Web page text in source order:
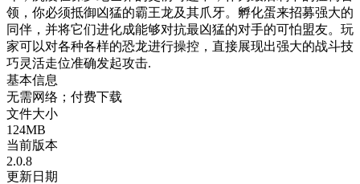
领，你必须抵御凶猛的霸王龙及其爪牙。孵化蛋来招募强大的
同伴，并将它们进化成能够对抗最凶猛的对手的可怕盟友。玩
家可以对各种各样的恐龙进行操控，直接展现出强大的战斗技
巧灵活走位准确发起攻击.
基本信息
无需网络；付费下载
文件大小
124MB
当前版本
2.0.8
更新日期